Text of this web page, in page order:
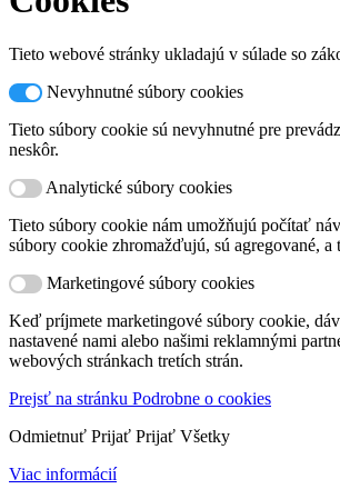
Tieto webové stránky ukladajú v súlade so
Nevyhnutné súbory cookies
Tieto súbory cookie sú nevyhnutné pre
neskôr.
Analytické súbory cookies
Tieto súbory cookie nám umožňujú počítať
súbory cookie zhromažďujú, sú agregované, a
Marketingové súbory cookies
Keď príjmete marketingové súbory cookie,
nastavené nami alebo našimi reklamnými
webových stránkach tretích strán.
Prejsť na stránku Podrobne o cookies
Odmietnuť Prijať Prijať Všetky
Viac informácií